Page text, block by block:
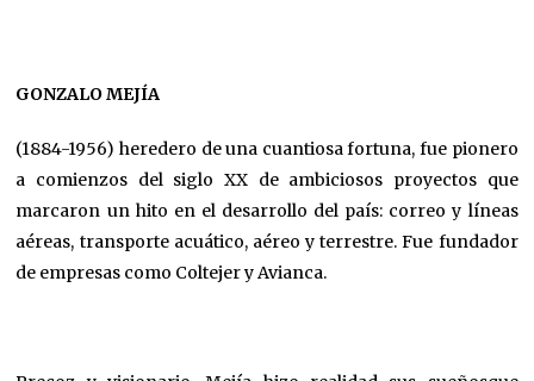
GONZALO MEJÍA
(1884-1956) heredero de una cuantiosa fortuna, fue pionero
a comienzos del siglo XX de ambiciosos proyectos que
marcaron un hito en el desarrollo del país: correo y líneas
aéreas, transporte acuático, aéreo y terrestre. Fue fundador
de empresas como Coltejer y Avianca.